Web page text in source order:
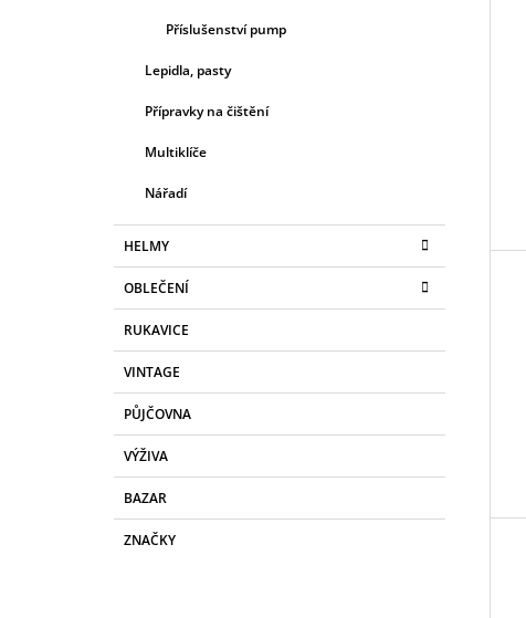
Příslušenství pump
Lepidla, pasty
Přípravky na čištění
Multiklíče
Nářadí
HELMY
OBLEČENÍ
RUKAVICE
VINTAGE
PŮJČOVNA
VÝŽIVA
BAZAR
ZNAČKY